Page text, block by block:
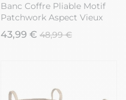
Banc Coffre Pliable Motif
Patchwork Aspect Vieux
Cuir - METRO
43,99 € 48,99 €